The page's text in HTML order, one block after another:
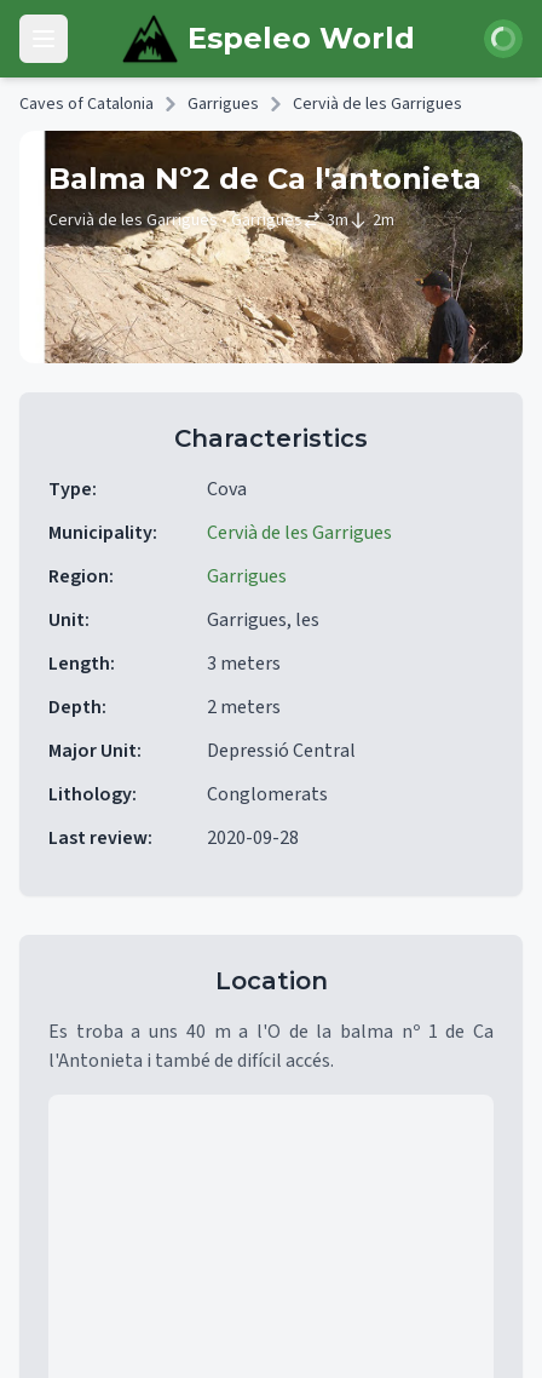
Skip to main content
Open main menu Espeleo World Login
Caves of Catalonia Garrigues Cervià de les Garrigues
Balma Nº2 de Ca l'antonieta
Cervià de les Garrigues• Garrigues 3m 2m
Characteristics
Type:
Cova
Municipality:
Cervià de les Garrigues
Region:
Garrigues
Unit:
Garrigues, les
Length:
3 meters
Depth:
2 meters
Major Unit:
Depressió Central
Lithology:
Conglomerats
Last review: 2020-09-28
Location
Es troba a uns 40 m a l'O de la balma nº 1 de Ca
l'Antonieta i també de difícil accés.